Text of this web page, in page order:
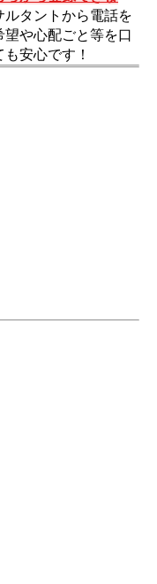
タントから電話を
や心配ごと等を口
安心です！